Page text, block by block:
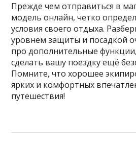
Прежде чем отправиться в
модель онлайн, четко
условия своего отдыха.
уровнем защиты и посадкой
про дополнительные
сделать вашу поездку ещё
Помните, что хорошее
ярких и комфортных
путешествия!